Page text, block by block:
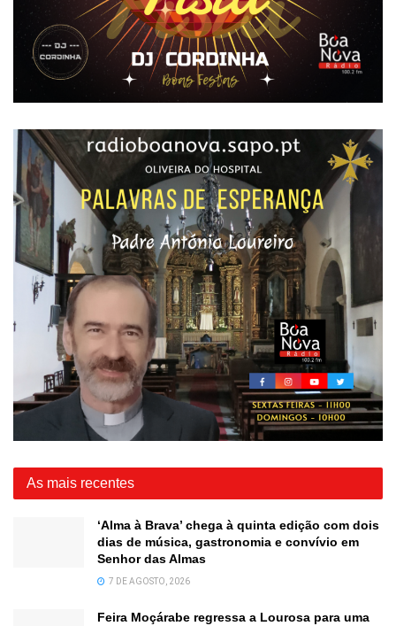
As mais recentes
‘Alma à Brava’ chega à quinta edição com dois
dias de música, gastronomia e convívio em
Senhor das Almas
7 DE AGOSTO, 2026
Feira Moçárabe regressa a Lourosa para uma